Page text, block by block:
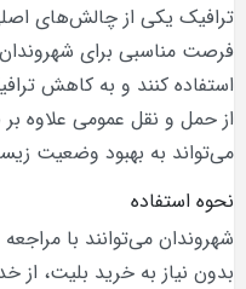
ترافیک یکی از چالش‌های
فرصت مناسبی برای
استفاده کنند و به کاهش
از حمل و نقل عمومی علاوه
می‌تواند به بهبود وضعیت
نحوه استفاده
شهروندان می‌توانند با
بدون نیاز به خرید بلیت،